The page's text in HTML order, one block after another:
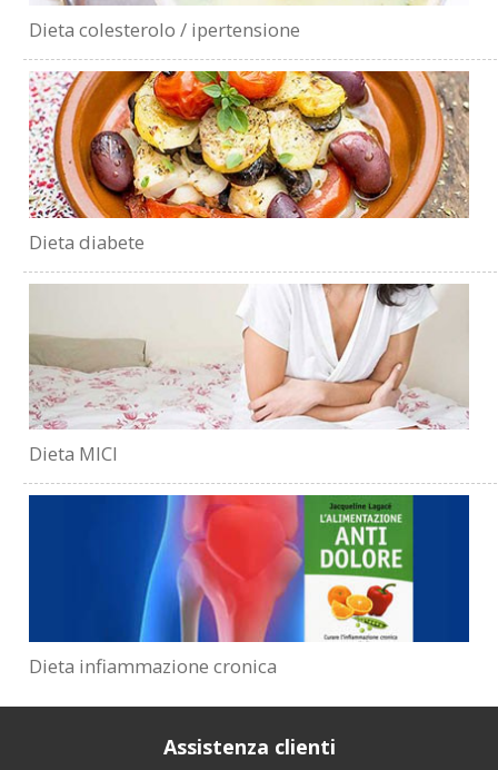
Dieta colesterolo / ipertensione
Dieta diabete
Dieta MICI
Dieta infiammazione cronica
Assistenza clienti